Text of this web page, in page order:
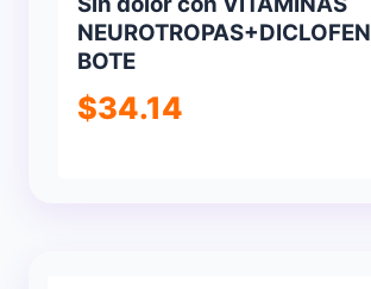
BOTE
$34.14